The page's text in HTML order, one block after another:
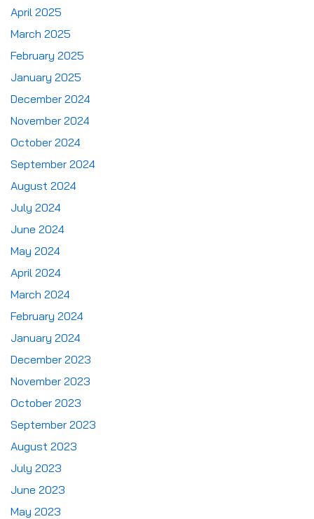
April 2025
March 2025
February 2025
January 2025
December 2024
November 2024
October 2024
September 2024
August 2024
July 2024
June 2024
May 2024
April 2024
March 2024
February 2024
January 2024
December 2023
November 2023
October 2023
September 2023
August 2023
July 2023
June 2023
May 2023